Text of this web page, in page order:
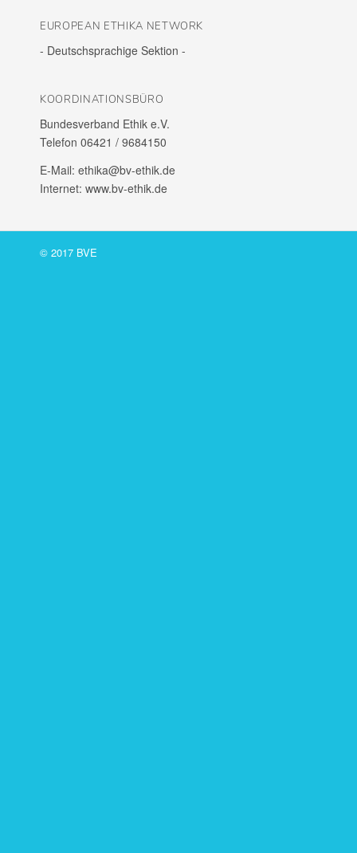
EURO­PEAN ETHIKA NETWORK
- Deutsch­spra­chige Sektion -
KOOR­DI­NA­TI­ONS­BÜRO
Bundes­ver­band Ethik e.V.
Telefon 06421 /​ 9684150
E‑Mail: ethika@bv-ethik.de
Internet: www.bv-ethik.de
© 2017 BVE